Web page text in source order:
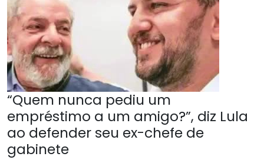
“Quem nunca pediu um
empréstimo a um amigo?”, diz Lula
ao defender seu ex-chefe de
gabinete